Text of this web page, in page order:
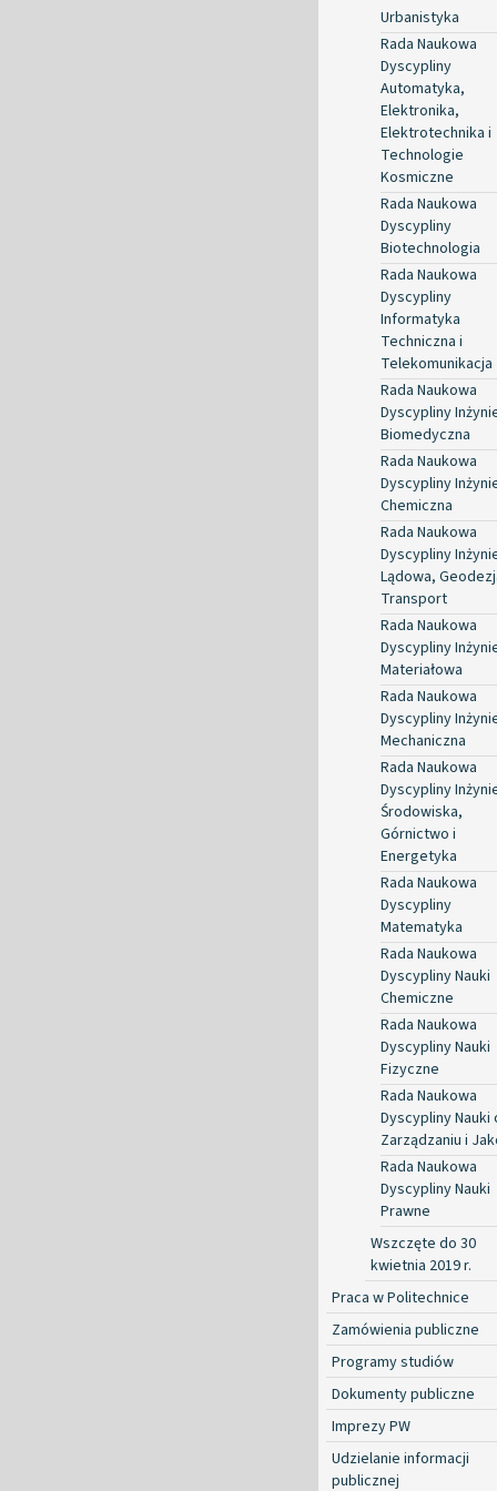
Urbanistyka
Rada Naukowa
Dyscypliny
Automatyka,
Elektronika,
Elektrotechnika i
Technologie
Kosmiczne
Rada Naukowa
Dyscypliny
Biotechnologia
Rada Naukowa
Dyscypliny
Informatyka
Techniczna i
Telekomunikacja
Rada Naukowa
Dyscypliny
Biomedyczna
Rada Naukowa
Dyscypliny
Chemiczna
Rada Naukowa
Dyscypliny
Lądowa,
Transport
Rada Naukowa
Dyscypliny
Materiałowa
Rada Naukowa
Dyscypliny
Mechaniczna
Rada Naukowa
Dyscypliny
Środowiska,
Górnictwo i
Energetyka
Rada Naukowa
Dyscypliny
Matematyka
Rada Naukowa
Dyscypliny Nauki
Chemiczne
Rada Naukowa
Dyscypliny Nauki
Fizyczne
Rada Naukowa
Dyscypliny Nauki
Zarządzaniu i
Rada Naukowa
Dyscypliny Nauki
Prawne
Wszczęte do 30
kwietnia 2019 r.
Praca w Politechnice
Zamówienia publiczne
Programy studiów
Dokumenty publiczne
Imprezy PW
Udzielanie informacji
publicznej